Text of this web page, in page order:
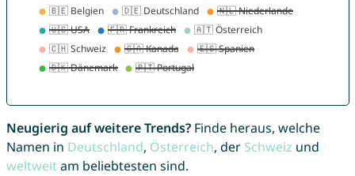
Neugierig auf weitere Trends?Finde heraus, welche
Namen in Deutschland, Österreich, der Schweiz und
weltweitam beliebtesten sind.